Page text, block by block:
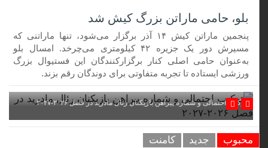
بلو، حامی ماراتن بزرگ کیش شد
پنجمین ماراتن کیش ۱۴ آذر برگزار می‌شود، تنها ماراتنی که
مسیرش دور یک جزیره ۴۲ کیلومتری می‌چرخد. امسال بلو
به‌عنوان حامی اصلی کنار برگزارکنندگان این فستیوال بزرگ
ورزشی ایستاده تا تجربه متفاوتی برای دوندگان رقم بزند.
ترکیب احتمالی و شماره پیراهن بازیکنان رئال مادرید در فصل ۲۰۲۶-۲۰۲۷
محبوب جدید کامنت